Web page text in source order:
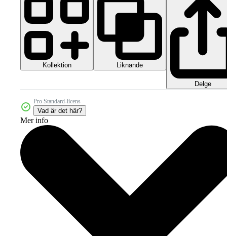
Kollektion Liknande
Delge
Pro Standard-licens
Vad är det här?
Mer info